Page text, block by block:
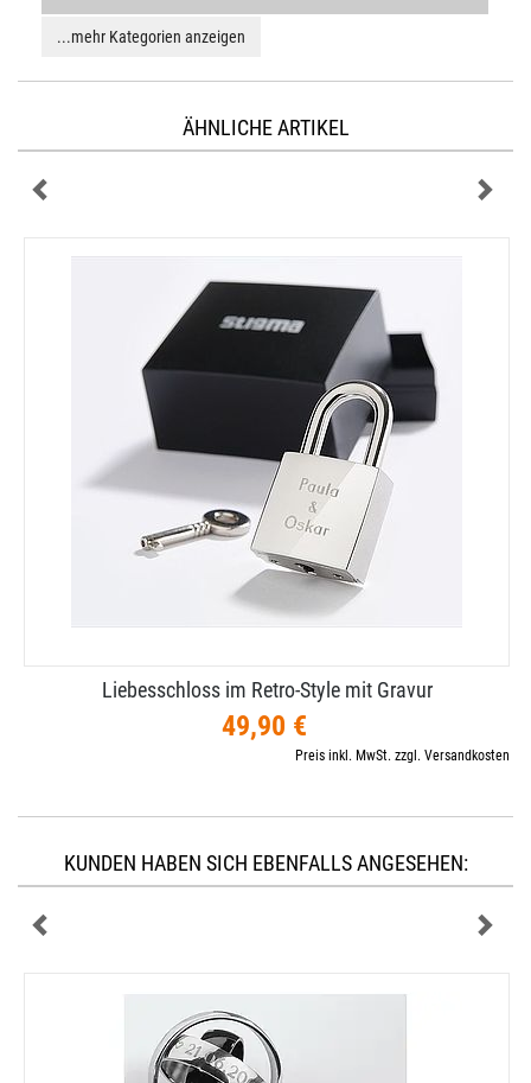
...mehr Kategorien anzeigen
ÄHNLICHE ARTIKEL
Liebesschloss im Retro-​Style mit Gravur
49,90 €
Preis inkl. MwSt. zzgl. Versandkosten
KUNDEN HABEN SICH EBENFALLS ANGESEHEN: